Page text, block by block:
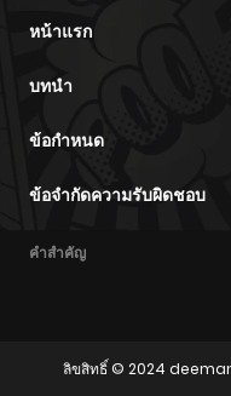
หน้าแรก
บทนำ
ข้อกำหนด
ข้อจำกัดความรับผิดชอบ
คำสำคัญ
ลิขสิทธิ์ © 2024